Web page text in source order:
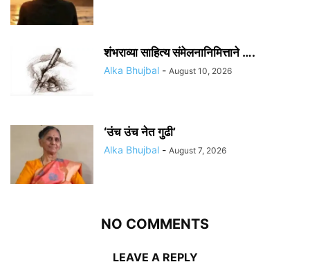
शंभराव्या साहित्य संमेलनानिमित्ताने ….
Alka Bhujbal - August 10, 2026
‘उंच उंच नेत गुढी’
Alka Bhujbal - August 7, 2026
NO COMMENTS
LEAVE A REPLY